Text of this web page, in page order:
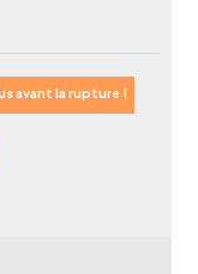
avant la rupture !